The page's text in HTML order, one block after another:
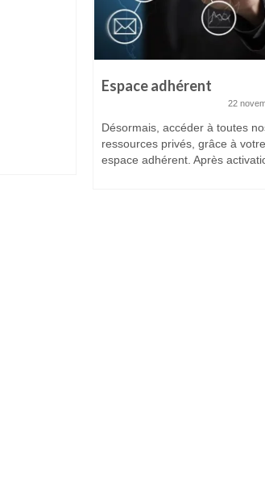
Espace adhérent
22
Désormais, accéder à toutes
ressources privés, grâce à votre
espace adhérent. Après